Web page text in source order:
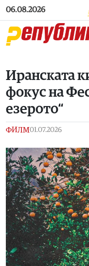
Skip to main content
06.08.2026
Иранската
фокус на
езерото“
ФИЛМ01.07.2026